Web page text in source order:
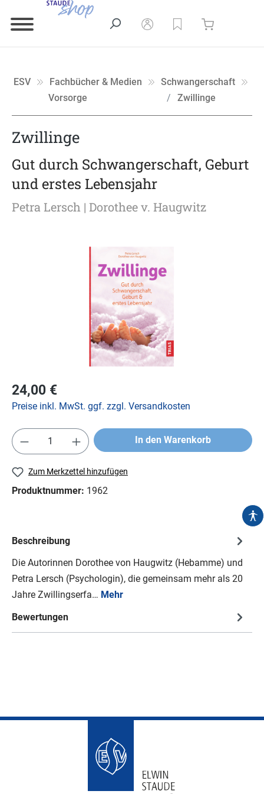
ESV Fachbücher & Medien
Schwangerschaft
Vorsorge
Zwillinge
Zwillinge
Gut durch Schwangerschaft, Geburt
und erstes Lebensjahr
Petra Lersch | Dorothee v. Haugwitz
24,00 €
Preise inkl. MwSt. ggf. zzgl. Versandkosten
In den Warenkorb
Zum Merkzettel hinzufügen
Produktnummer: 1962
Beschreibung
Die Autorinnen Dorothee von Haugwitz (Hebamme) und
Petra Lersch (Psychologin), die gemeinsam mehr als 20
Jahre Zwillingserfa… Mehr
Bewertungen